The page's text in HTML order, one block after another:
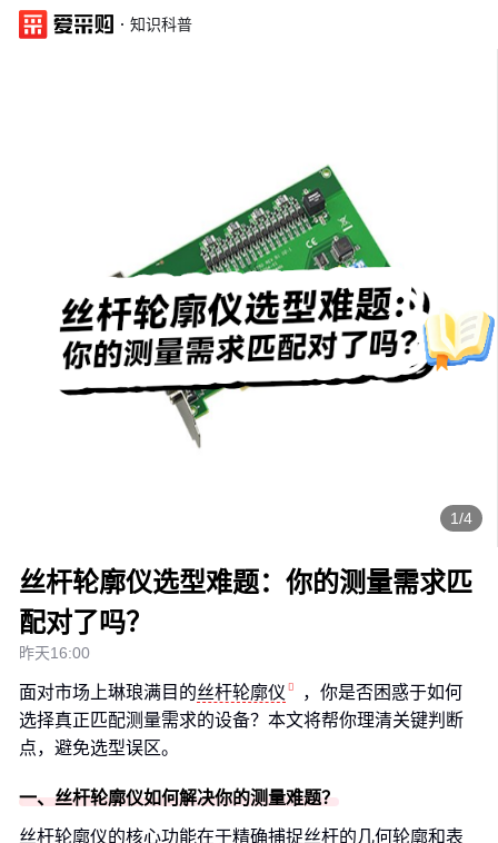
· 知识科普
1/4
丝杆轮廓仪选型难题：你的测量需求匹
配对了吗？
昨天16:00
面对市场上琳琅满目的丝杆轮廓仪
，你是否困惑于如何
选择真正匹配测量需求的设备？本文将帮你理清关键判断
点，避免选型误区。
一、丝杆轮廓仪如何解决你的测量难题？
丝杆轮廓仪的核心功能在于精确捕捉丝杆的几何轮廓和表